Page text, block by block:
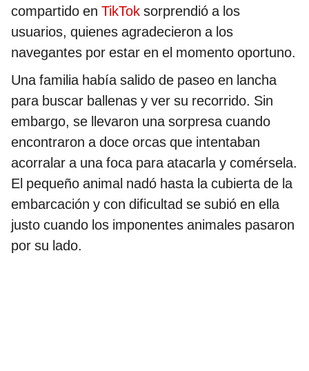
compartido en TikTok sorprendió a los
usuarios, quienes agradecieron a los
navegantes por estar en el momento oportuno.
Una familia había salido de paseo en lancha
para buscar ballenas y ver su recorrido. Sin
embargo, se llevaron una sorpresa cuando
encontraron a doce orcas que intentaban
acorralar a una foca para atacarla y comérsela.
El pequeño animal nadó hasta la cubierta de la
embarcación y con dificultad se subió en ella
justo cuando los imponentes animales pasaron
por su lado.